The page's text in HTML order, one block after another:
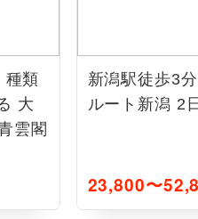
種類
大
雲閣
新潟駅徒歩3
ルート新潟 2
23,800〜